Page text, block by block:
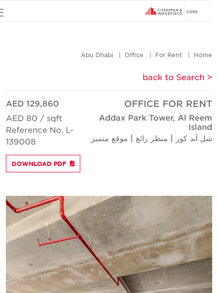
Home
For Rent
Office
Abu Dhabi
< back to Search
OFFICE FOR RENT
Addax Park Tower, Al Reem
Island
شل آند كور | منظر رائع | موقع متميز
AED 129,860
AED 80 / sqft
Reference No. L-
139008
DOWNLOAD PDF